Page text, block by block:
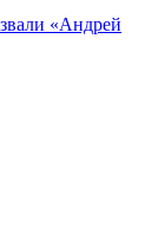
«Андрей